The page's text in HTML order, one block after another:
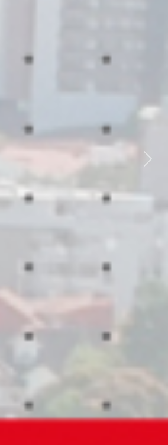
DIA INTERNACIONAL DE
Next